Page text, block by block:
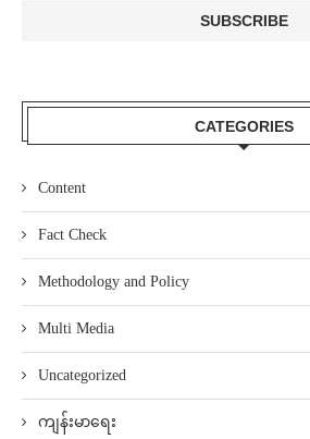
CATEGORIES
Content
Fact Check
Methodology and Policy
Multi Media
Uncategorized
ကျန်းမာရေး